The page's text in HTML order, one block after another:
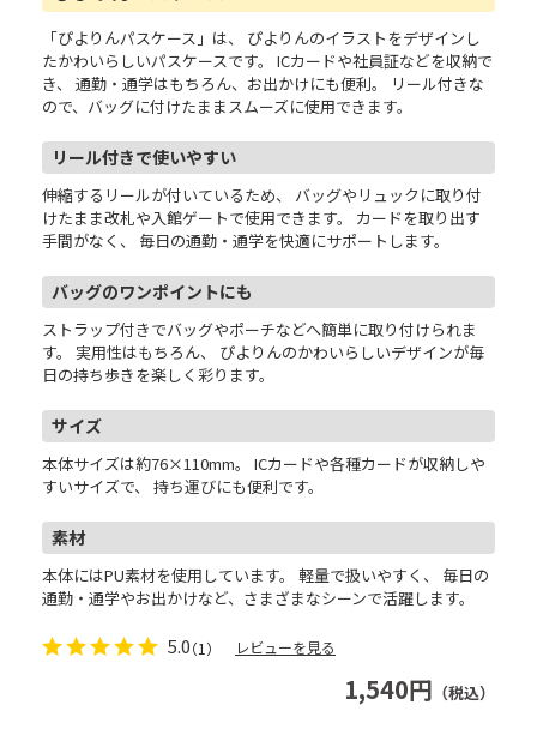
1,540円 （税込）
「ぴよりんパスケース」は、 ぴよりんのイラストをデザインし
たかわいらしいパスケースです。 ICカードや社員証などを収納で
き、 通勤・通学はもちろん、お出かけにも便利。 リール付きな
ので、バッグに付けたままスムーズに使用できます。
リール付きで使いやすい
伸縮するリールが付いているため、 バッグやリュックに取り付
けたまま改札や入館ゲートで使用できます。 カードを取り出す
手間がなく、 毎日の通勤・通学を快適にサポートします。
バッグのワンポイントにも
ストラップ付きでバッグやポーチなどへ簡単に取り付けられま
す。 実用性はもちろん、 ぴよりんのかわいらしいデザインが毎
日の持ち歩きを楽しく彩ります。
サイズ
本体サイズは約76×110mm。 ICカードや各種カードが収納しや
すいサイズで、 持ち運びにも便利です。
素材
本体にはPU素材を使用しています。 軽量で扱いやすく、 毎日の
通勤・通学やお出かけなど、さまざまなシーンで活躍します。
5.0（1） レビューを見る